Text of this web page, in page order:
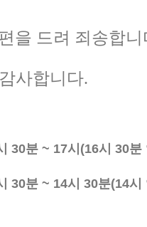
을 드려 죄송합니
감사합니다.
30분 ~ 17시(16시 30분
30분 ~ 14시 30분(14시